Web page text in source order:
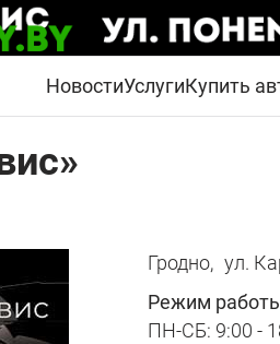
НовостиУслугиКупить
Гродно, ул.
Режим
ПН-СБ: 9:00 -